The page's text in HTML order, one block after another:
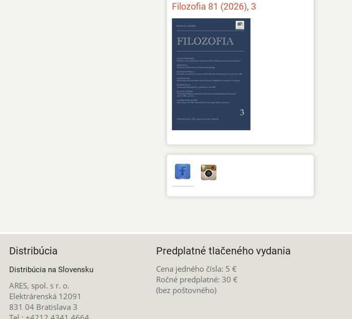
Filozofia 81 (2026), 3
Distribúcia
Distribúcia na Slovensku
ARES, spol. s r. o.
Elektrárenská 12091
831 04 Bratislava 3
Predplatné tlačeného vydania
Cena jedného čísla: 5 €
Ročné predplatné: 30 €
(bez poštovného)